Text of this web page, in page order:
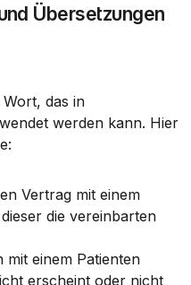
Übersetzungen
Wort, das in
werden kann. Hier
Vertrag mit einem
die vereinbarten
mit einem Patienten
erscheint oder nicht